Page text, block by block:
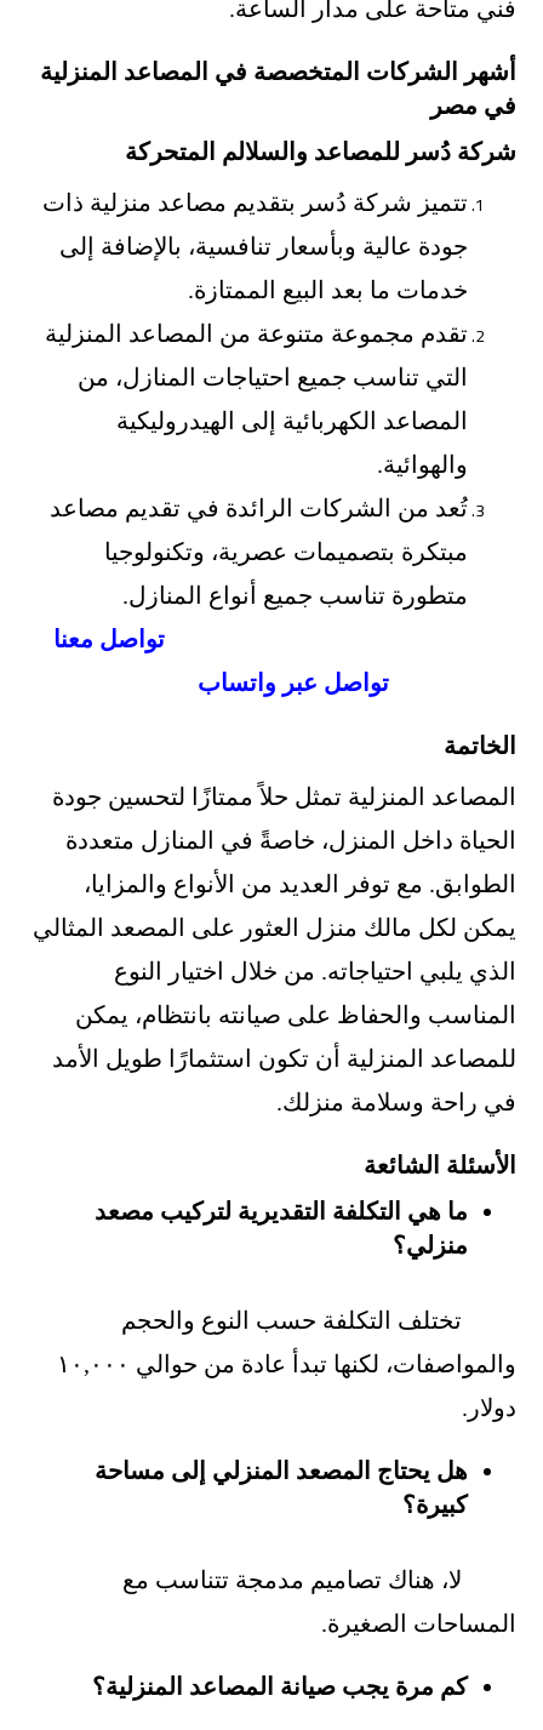
فني متاحة على مدار الساعة.
أشهر الشركات المتخصصة في المصاعد المنزلية
في مصر
شركة دُسر للمصاعد والسلالم المتحركة
تتميز شركة دُسر بتقديم مصاعد منزلية ذات
جودة عالية وبأسعار تنافسية، بالإضافة إلى
خدمات ما بعد البيع الممتازة.
تقدم مجموعة متنوعة من المصاعد المنزلية
التي تناسب جميع احتياجات المنازل، من
المصاعد الكهربائية إلى الهيدروليكية
والهوائية.
تُعد من الشركات الرائدة في تقديم مصاعد
مبتكرة بتصميمات عصرية، وتكنولوجيا
متطورة تناسب جميع أنواع المنازل.
تواصل معنا
تواصل عبر واتساب
الخاتمة
المصاعد المنزلية تمثل حلاً ممتازًا لتحسين جودة
الحياة داخل المنزل، خاصةً في المنازل متعددة
الطوابق. مع توفر العديد من الأنواع والمزايا،
يمكن لكل مالك منزل العثور على المصعد المثالي
الذي يلبي احتياجاته. من خلال اختيار النوع
المناسب والحفاظ على صيانته بانتظام، يمكن
للمصاعد المنزلية أن تكون استثمارًا طويل الأمد
في راحة وسلامة منزلك.
الأسئلة الشائعة
ما هي التكلفة التقديرية لتركيب مصعد
منزلي؟
تختلف التكلفة حسب النوع والحجم
والمواصفات، لكنها تبدأ عادة من حوالي ١٠,٠٠٠
دولار.
هل يحتاج المصعد المنزلي إلى مساحة
كبيرة؟
لا، هناك تصاميم مدمجة تتناسب مع
المساحات الصغيرة.
كم مرة يجب صيانة المصاعد المنزلية؟